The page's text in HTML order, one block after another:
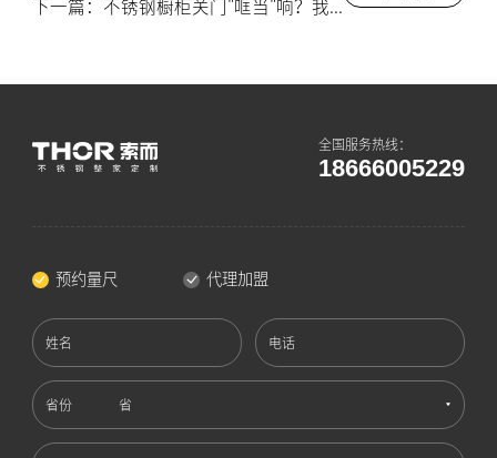
全国服务热线：
18666005229
预约量尺 代理加盟
姓名 电话
省份